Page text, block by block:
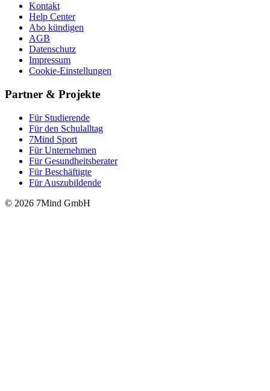
Kontakt
Help Center
Abo kündigen
AGB
Datenschutz
Impressum
Cookie-Einstellungen
Partner & Projekte
Für Stu­die­rende
Für den Schulalltag
7Mind Sport
Für Unter­neh­men
Für Gesund­heits­be­ra­ter
Für Beschäftigte
Für Auszubildende
© 2026 7Mind GmbH